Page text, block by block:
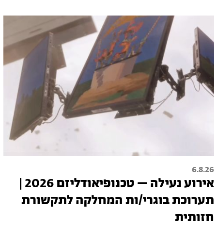
6.8.26
אירוע נעילה – טכנופיאודליזם 2026 |
תערוכת בוגרי/ות המחלקה לתקשורת
חזותית